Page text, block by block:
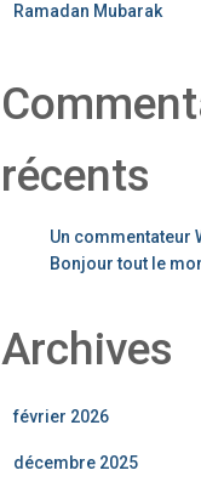
Ramadan Mubarak
récents
Un commentateur
Bonjour tout le
Archives
février 2026
décembre 2025